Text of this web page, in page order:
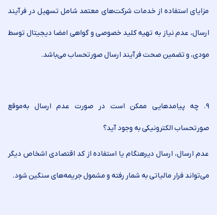
مزایای استفاده از خدمات شرکت‌های معتمد شامل تسهیل در فرآیند
ارسال، عدم نیاز به تهیه کلید خصوصی و گواهی امضا دیجیتال توسط
مودی، و تضمین صحت فرآیند ارسال صورتحساب می‌باشد.
۹. چه پیامدهایی ممکن است در صورت عدم ارسال به‌موقع
صورتحساب الکترونیکی به وجود آید؟
عدم ارسال، ارسال دیرهنگام یا استفاده از کد اقتصادی اشخاص دیگر
می‌تواند فرار مالیاتی به شمار رفته و مشمول جریمه‌های سنگین شود.